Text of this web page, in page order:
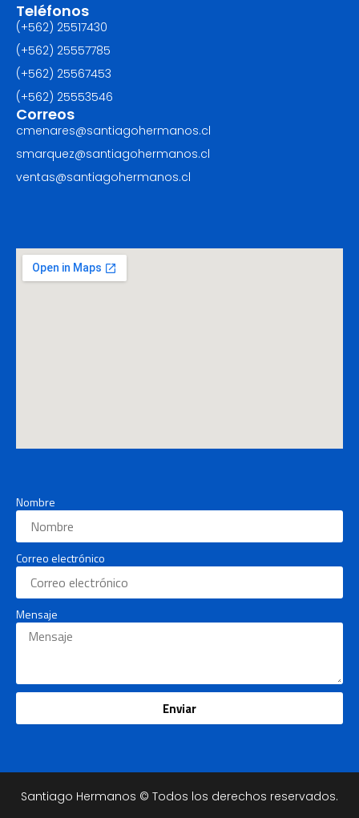
Teléfonos
(+562) 25517430‬
(+562) 25557785
(+562) 25567453‬
(+562) ‪25553546
Correos
cmenares@santiagohermanos.cl
smarquez@santiagohermanos.cl
ventas@santiagohermanos.cl
Nombre
Correo electrónico
Mensaje
Enviar
Santiago Hermanos © Todos los derechos reservados.